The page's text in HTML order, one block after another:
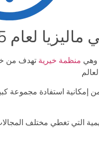
لعام 2025؟
وهي منظمة خيرية تهدف من
إمكانية استفادة مجموعة
التي تغطي مختلف المجالات